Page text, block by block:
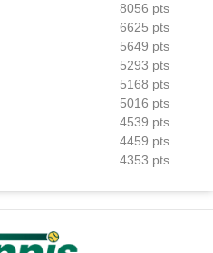
8056 pts
6625 pts
5649 pts
5293 pts
5168 pts
5016 pts
4539 pts
4459 pts
4353 pts